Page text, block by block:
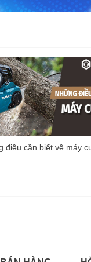
điều cần biết về máy